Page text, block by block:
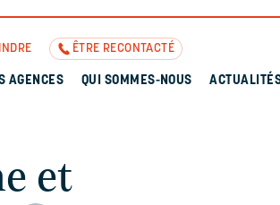
ÊTRE RECONTACTÉ
AGENCES QUI SOMMES-NOUS
et